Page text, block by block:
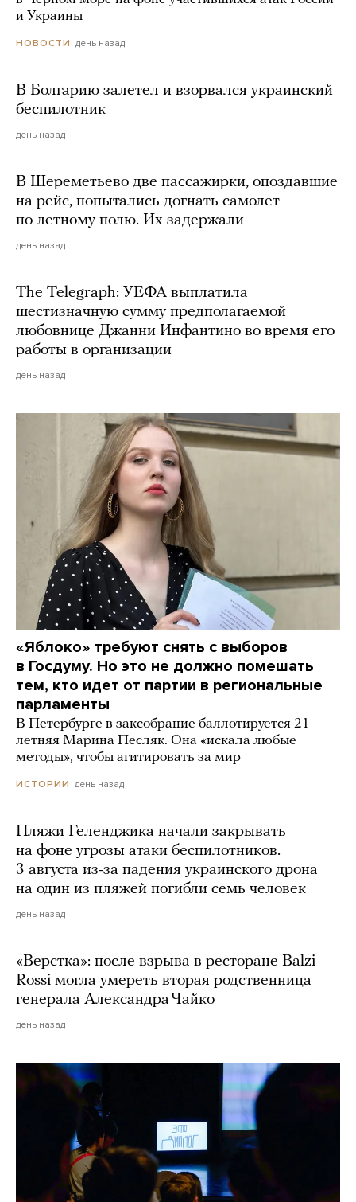
и Украины
НОВОСТИ день назад
В Болгарию залетел и взорвался украинский
беспилотник
день назад
В Шереметьево две пассажирки, опоздавшие
на рейс, попытались догнать самолет
по летному полю. Их задержали
день назад
The Telegraph: УЕФА выплатила
шестизначную сумму предполагаемой
любовнице Джанни Инфантино во время его
работы в организации
день назад
«Яблоко» требуют снять с выборов
в Госдуму. Но это не должно помешать
тем, кто идет от партии в региональные
парламенты
В Петербурге в заксобрание баллотируется 21-
летняя Марина Песляк. Она «искала любые
методы», чтобы агитировать за мир
ИСТОРИИ день назад
Пляжи Геленджика начали закрывать
на фоне угрозы атаки беспилотников.
3 августа из-за падения украинского дрона
на один из пляжей погибли семь человек
день назад
«Верстка»: после взрыва в ресторане Balzi
Rossi могла умереть вторая родственница
генерала Александра Чайко
день назад